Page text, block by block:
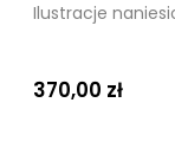
Ilustracje
370,00 zł